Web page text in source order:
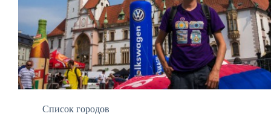
Список городов